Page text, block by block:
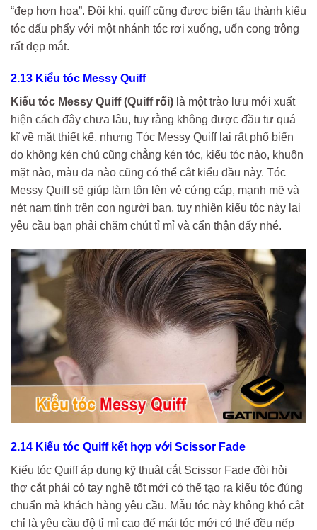
“đẹp hơn hoa”. Đôi khi, quiff cũng được biến tấu thành kiểu
tóc dấu phẩy với một nhánh tóc rơi xuống, uốn cong trông
rất đẹp mắt.
2.13 Kiểu tóc Messy Quiff
Kiểu tóc Messy Quiff (Quiff rối) là một trào lưu mới xuất
hiện cách đây chưa lâu, tuy rằng không được đầu tư quá
kĩ về mặt thiết kế, nhưng Tóc Messy Quiff lại rất phổ biến
do không kén chủ cũng chẳng kén tóc, kiểu tóc nào, khuôn
mặt nào, màu da nào cũng có thể cắt kiểu đầu này. Tóc
Messy Quiff sẽ giúp làm tôn lên vẻ cứng cáp, mạnh mẽ và
nét nam tính trên con người bạn, tuy nhiên kiểu tóc này lại
yêu cầu bạn phải chăm chút tỉ mỉ và cẩn thận đấy nhé.
2.14 Kiểu tóc Quiff kết hợp với Scissor Fade
Kiểu tóc Quiff áp dụng kỹ thuật cắt Scissor Fade đòi hỏi
thợ cắt phải có tay nghề tốt mới có thể tạo ra kiểu tóc đúng
chuẩn mà khách hàng yêu cầu. Mẫu tóc này không khó cắt
chỉ là yêu cầu độ tỉ mỉ cao để mái tóc mới có thể đều nếp